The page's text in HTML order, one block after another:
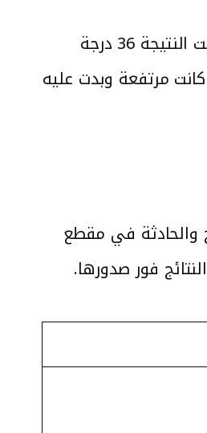
وقال الجد إن الطبيب المناوب في المجمع طلب من عم الطفل قياس درجة حرارته بعدما أعطاه ميزان الحرارة، وكانت النتيجة 36 درجة
مرتفعة وبدت عليه
والحادثة في مقطع
فور صدورها.